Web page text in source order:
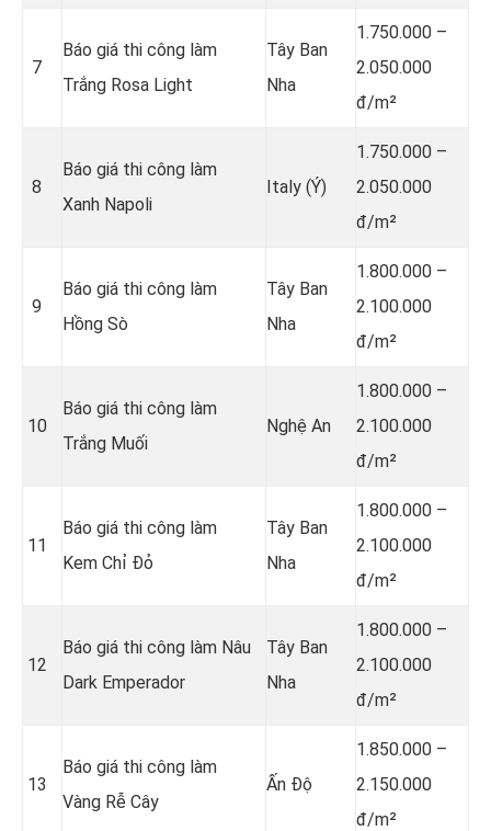
7
Báo giá thi công làm
Trắng Rosa Light
Tây Ban
Nha
1.750.000 –
2.050.000
đ/m²
8
Báo giá thi công làm
Xanh Napoli
Italy (Ý)
1.750.000 –
2.050.000
đ/m²
9
Báo giá thi công làm
Hồng Sò
Tây Ban
Nha
1.800.000 –
2.100.000
đ/m²
10
Báo giá thi công làm
Trắng Muối
Nghệ An
1.800.000 –
2.100.000
đ/m²
11
Báo giá thi công làm
Kem Chỉ Đỏ
Tây Ban
Nha
1.800.000 –
2.100.000
đ/m²
12
Báo giá thi công làm Nâu
Dark Emperador
Tây Ban
Nha
1.800.000 –
2.100.000
đ/m²
13
Báo giá thi công làm
Vàng Rễ Cây
Ấn Độ
1.850.000 –
2.150.000
đ/m²